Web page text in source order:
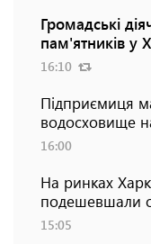
Громадські
пам'ятників у
16:10
Підприємиця
водосховище
16:00
На ринках
подешевшали
15:05